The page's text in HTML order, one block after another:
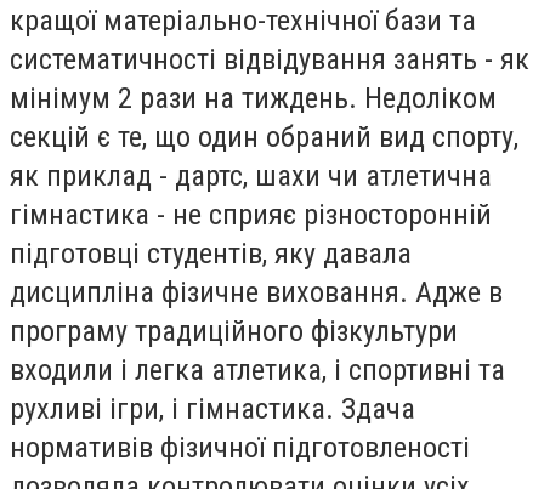
кращої матеріально-технічної бази та
систематичності відвідування занять - як
мінімум 2 рази на тиждень. Недоліком
секцій є те, що один обраний вид спорту,
як приклад - дартс, шахи чи атлетична
гімнастика - не сприяє різносторонній
підготовці студентів, яку давала
дисципліна фізичне виховання. Адже в
програму традиційного фізкультури
входили і легка атлетика, і спортивні та
рухливі ігри, і гімнастика. Здача
нормативів фізичної підготовленості